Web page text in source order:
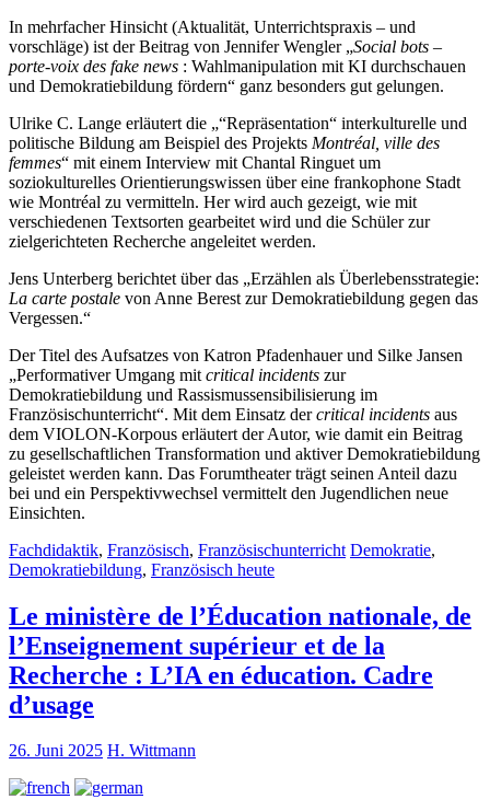
In mehrfacher Hinsicht (Aktualität, Unterrichtspraxis – und
vorschläge) ist der Beitrag von Jennifer Wengler „Social bots –
porte-voix des fake news : Wahlmanipulation mit KI durchschauen
und Demokratiebildung fördern“ ganz besonders gut gelungen.
Ulrike C. Lange erläutert die „“Repräsentation“ interkulturelle und
politische Bildung am Beispiel des Projekts Montréal, ville des
femmes“ mit einem Interview mit Chantal Ringuet um
soziokulturelles Orientierungswissen über eine frankophone Stadt
wie Montréal zu vermitteln. Her wird auch gezeigt, wie mit
verschiedenen Textsorten gearbeitet wird und die Schüler zur
zielgerichteten Recherche angeleitet werden.
Jens Unterberg berichtet über das „Erzählen als Überlebensstrategie:
La carte postale von Anne Berest zur Demokratiebildung gegen das
Vergessen.“
Der Titel des Aufsatzes von Katron Pfadenhauer und Silke Jansen
„Performativer Umgang mit critical incidents zur
Demokratiebildung und Rassismussensibilisierung im
Französischunterricht“. Mit dem Einsatz dercritical incidents aus
dem VIOLON-Korpous erläutert der Autor, wie damit ein Beitrag
zu gesellschaftlichen Transformation und aktiver Demokratiebildung
geleistet werden kann. Das Forumtheater trägt seinen Anteil dazu
bei und ein Perspektivwechsel vermittelt den Jugendlichen neue
Einsichten.
Fachdidaktik, Französisch, Französischunterricht Demokratie,
Demokratiebildung, Französisch heute
Le ministère de l’Éducation nationale, de
l’Enseignement supérieur et de la
Recherche : L’IA en éducation. Cadre
d’usage
26. Juni 2025 H. Wittmann